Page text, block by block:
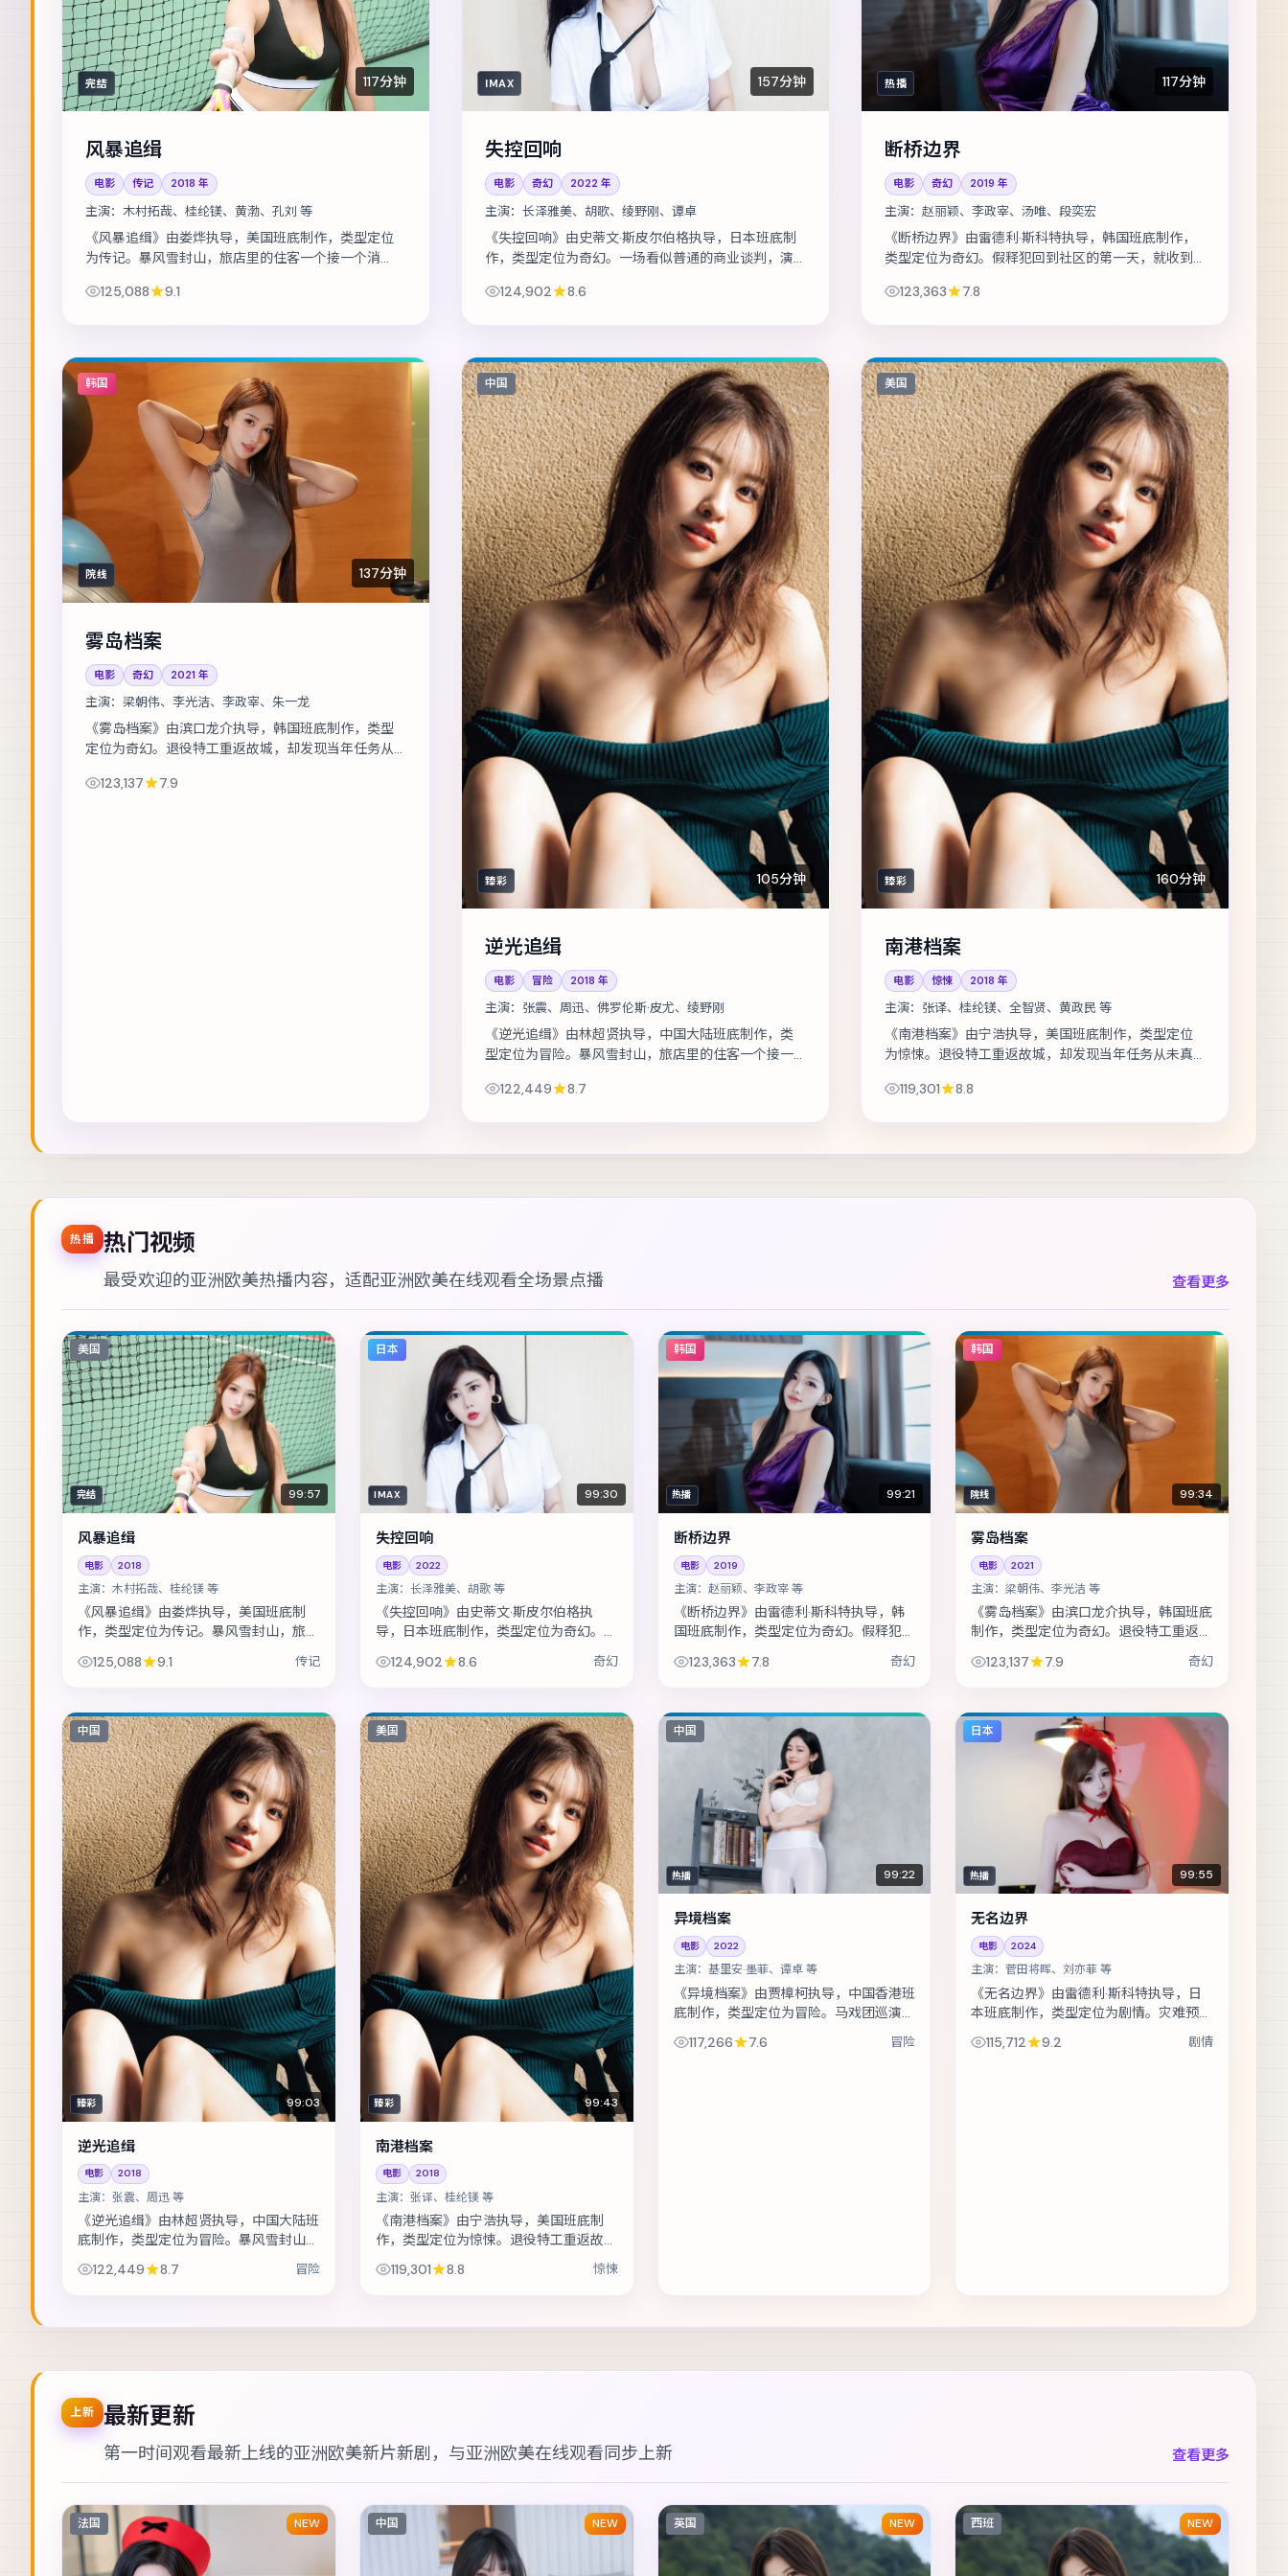
完结 117分钟
风暴追缉
电影 传记 2018 年
主演： 木村拓哉、桂纶镁、黄渤、孔刘 等
《风暴追缉》由娄烨执导，美国班底制作，类型定位
为传记。暴风雪封山，旅店里的住客一个接一个消
丰富。美术与声音设计共同营造沉浸氛围，...
125,088 9.1
IMAX 157分钟
失控回响
电影 奇幻 2022 年
主演： 长泽雅美、胡歌、绫野刚、谭卓
《失控回响》由史蒂文·斯皮尔伯格执导，日本班底制
作，类型定位为奇幻。一场看似普通的商业谈判，演
绫野刚 等，表演层次丰富。在类型框架...
124,902 8.6
热播 117分钟
断桥边界
电影 奇幻 2019 年
主演： 赵丽颖、李政宰、汤唯、段奕宏
《断桥边界》由雷德利·斯科特执导，韩国班底制作，
类型定位为奇幻。假释犯回到社区的第一天，就收到
宰、汤唯 等，表演层次丰富。在类型框...
123,363 7.8
韩国
院线 137分钟
雾岛档案
电影 奇幻 2021 年
主演： 梁朝伟、李光洁、李政宰、朱一龙
《雾岛档案》由滨口龙介执导，韩国班底制作，类型
定位为奇幻。退役特工重返故城，却发现当年任务从
表演层次丰富。节奏层层推进，伏笔在第...
123,137 7.9
中国
臻彩 105分钟
逆光追缉
电影 冒险 2018 年
主演： 张震、周迅、佛罗伦斯·皮尤、绫野刚
《逆光追缉》由林超贤执导，中国大陆班底制作，类
型定位为冒险。暴风雪封山，旅店里的住客一个接一
演层次丰富。群戏调度成熟，配角亦有...
122,449 8.7
美国
臻彩 160分钟
南港档案
电影 惊悚 2018 年
主演： 张译、桂纶镁、全智贤、黄政民 等
《南港档案》由宁浩执导，美国班底制作，类型定位
为惊悚。退役特工重返故城，却发现当年任务从未真
次丰富。在类型框架内尝试作者表达，商...
119,301 8.8
热播 热门视频
最受欢迎的亚洲欧美热播内容，适配亚洲欧美在线观看全场景点播 查看更多
美国
完结 99:57
风暴追缉
电影 2018
主演： 木村拓哉、桂纶镁 等
《风暴追缉》由娄烨执导，美国班底制
作，类型定位为传记。暴风雪封山，旅店
拓哉、桂纶镁、黄渤 等，表演层次丰
125,088 9.1 传记
日本
IMAX 99:30
失控回响
电影 2022
主演： 长泽雅美、胡歌 等
《失控回响》由史蒂文·斯皮尔伯格执
导，日本班底制作，类型定位为奇幻。一
心理博弈。主演包括长泽雅美、胡歌、绫
124,902 8.6 奇幻
韩国
热播 99:21
断桥边界
电影 2019
主演： 赵丽颖、李政宰 等
《断桥边界》由雷德利·斯科特执导，韩
国班底制作，类型定位为奇幻。假释犯回
不存在的债。主演包括赵丽颖、李政
123,363 7.8 奇幻
韩国
院线 99:34
雾岛档案
电影 2021
主演：梁朝伟、李光洁 等
《雾岛档案》由滨口龙介执导，韩国班底
制作，类型定位为奇幻。退役特工重返故
包括梁朝伟、李光洁、李政宰 等，表演...
123,137 7.9 奇幻
中国
臻彩 99:03
逆光追缉
电影 2018
主演： 张震、周迅 等
《逆光追缉》由林超贤执导，中国大陆班
底制作，类型定位为冒险。暴风雪封山，
旅店里的住客一个接一个消失。主演包括
张震、周迅、佛罗伦斯·皮尤 等，表演...
122,449 8.7 冒险
美国
臻彩 99:43
南港档案
电影 2018
主演： 张译、桂纶镁 等
《南港档案》由宁浩执导，美国班底制
作，类型定位为惊悚。退役特工重返故
城，却发现当年任务从未真正结束。主演
包括张译、桂纶镁、全智贤 等，表演层
119,301 8.8 惊悚
中国
热播 99:22
异境档案
电影 2022
主演： 基里安·墨菲、谭卓 等
《异境档案》由贾樟柯执导，中国香港班
底制作，类型定位为冒险。马戏团巡演最
后一站，班主与学徒揭开二十年前的旧
案。主演包括基里安·墨菲、谭卓、刘亦
117,266 7.6 冒险
日本
热播 99:55
无名边界
电影 2024
主演：菅田将晖、刘亦菲 等
《无名边界》由雷德利·斯科特执导，日
本班底制作，类型定位为剧情。灾难预警
被压下之后，小人物在倒计时里做出艰难
抉择。主演包括菅田将晖、刘亦菲、佛
115,712 9.2 剧情
上新 最新更新
第一时间观看最新上线的亚洲欧美新片新剧，与亚洲欧美在线观看同步上新 查看更多
法国 NEW 中国 NEW 英国 NEW 西班 NEW